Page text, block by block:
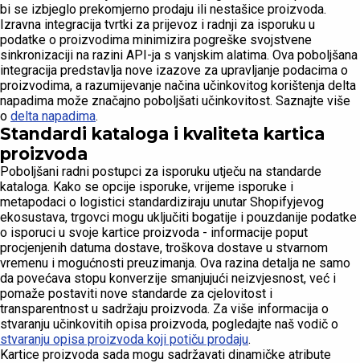
bi se izbjeglo prekomjerno prodaju ili nestašice proizvoda.
Izravna integracija tvrtki za prijevoz i radnji za isporuku u
podatke o proizvodima minimizira pogreške svojstvene
sinkronizaciji na razini API-ja s vanjskim alatima. Ova poboljšana
integracija predstavlja nove izazove za upravljanje podacima o
proizvodima, a razumijevanje načina učinkovitog korištenja delta
napadima može značajno poboljšati učinkovitost. Saznajte više
o delta napadima.
Standardi kataloga i kvaliteta kartica
proizvoda
Poboljšani radni postupci za isporuku utječu na standarde
kataloga. Kako se opcije isporuke, vrijeme isporuke i
metapodaci o logistici standardiziraju unutar Shopifyjevog
ekosustava, trgovci mogu uključiti bogatije i pouzdanije podatke
o isporuci u svoje kartice proizvoda - informacije poput
procjenjenih datuma dostave, troškova dostave u stvarnom
vremenu i mogućnosti preuzimanja. Ova razina detalja ne samo
da povećava stopu konverzije smanjujući neizvjesnost, već i
pomaže postaviti nove standarde za cjelovitost i
transparentnost u sadržaju proizvoda. Za više informacija o
stvaranju učinkovitih opisa proizvoda, pogledajte naš vodič o
stvaranju opisa proizvoda koji potiču prodaju.
Kartice proizvoda sada mogu sadržavati dinamičke atribute